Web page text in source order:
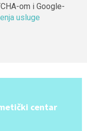
om i Google-
usluge
centar